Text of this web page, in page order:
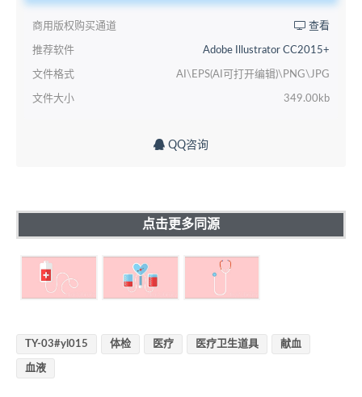
商用版权购买通道 查看
推荐软件 Adobe Illustrator CC2015+
文件格式 AI\EPS(AI可打开编辑)\PNG\JPG
文件大小 349.00kb
QQ咨询
点击更多同源
TY-03#yl015 体检 医疗 医疗卫生道具 献血
血液